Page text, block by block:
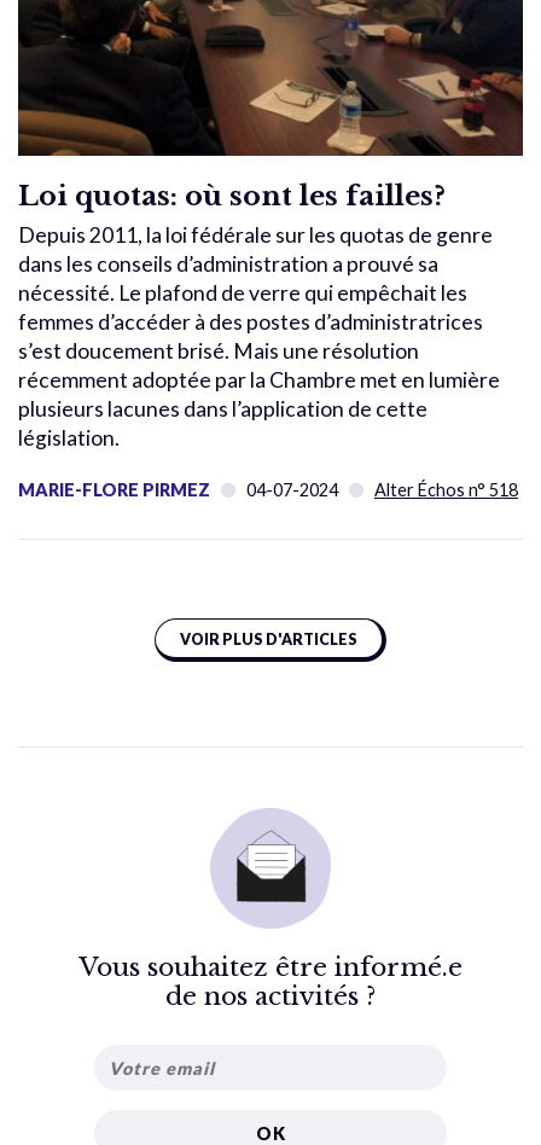
Loi quotas: où sont les failles?
Depuis 2011, la loi fédérale sur les quotas de genre
dans les conseils d’administration a prouvé sa
nécessité. Le plafond de verre qui empêchait les
femmes d’accéder à des postes d’administratrices
s’est doucement brisé. Mais une résolution
récemment adoptée par la Chambre met en lumière
plusieurs lacunes dans l’application de cette
législation.
MARIE-FLORE PIRMEZ 04-07-2024 Alter Échos n° 518
VOIR PLUS D'ARTICLES
Vous souhaitez être informé.e
de nos activités ?